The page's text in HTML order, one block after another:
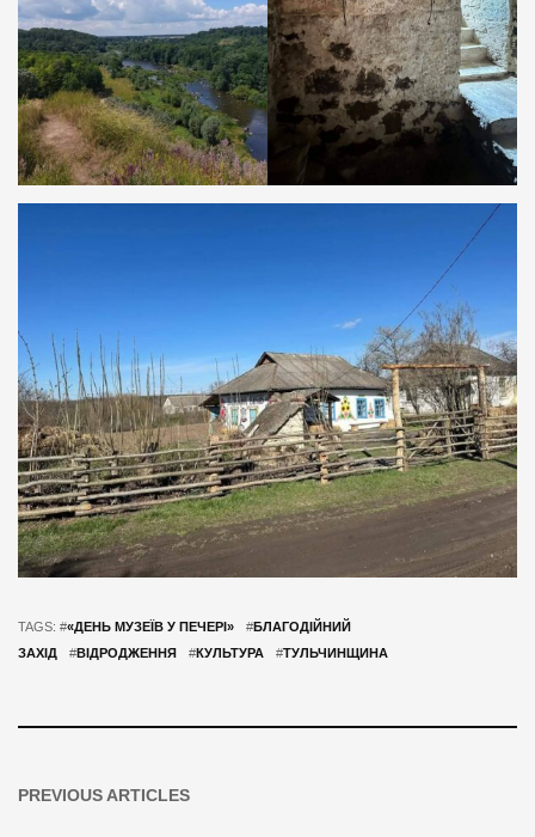
TAGS: #«ДЕНЬ МУЗЕЇВ У ПЕЧЕРІ» #БЛАГОДІЙНИЙ
ЗАХІД
#ВІДРОДЖЕННЯ #КУЛЬТУРА #ТУЛЬЧИНЩИНА
PREVIOUS ARTICLES